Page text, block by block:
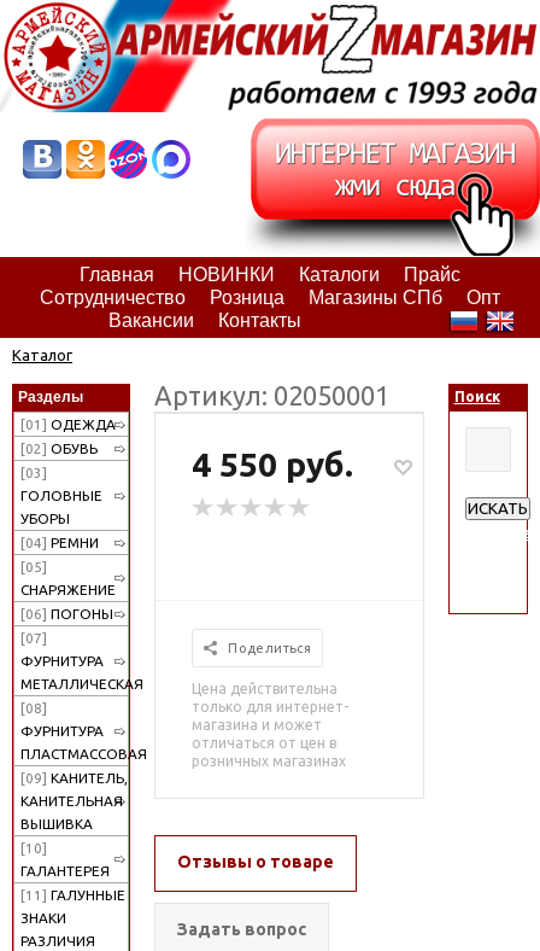
Главная НОВИНКИ Каталоги
Прайс
Сотрудничество
Розница Магазины СПб
Опт
Вакансии
Контакты
Каталог
Разделы
[01] ОДЕЖДА
[02] ОБУВЬ
[03]
ГОЛОВНЫЕ
УБОРЫ
[04] РЕМНИ
[05]
СНАРЯЖЕНИЕ
[06] ПОГОНЫ
[07]
ФУРНИТУРА
МЕТАЛЛИЧЕСКАЯ
[08]
ФУРНИТУРА
ПЛАСТМАССОВАЯ
[09] КАНИТЕЛЬ,
КАНИТЕЛЬНАЯ
ВЫШИВКА
[10]
ГАЛАНТЕРЕЯ
[11] ГАЛУННЫЕ
ЗНАКИ
РАЗЛИЧИЯ
Артикул: 02050001
4 550 руб.
Поделиться
Цена действительна
только для интернет-
магазина и может
отличаться от цен в
розничных магазинах
Отзывы о товаре
Задать вопрос
Поиск
ИСКАТЬ